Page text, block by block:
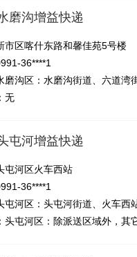
磨沟增益快递
市区喀什东路和馨佳苑5号楼
36****1
磨沟区：水磨沟街道、六道湾
无
屯河增益快递
屯河区火车西站
36****1
屯河区：头屯河街道、火车西
头屯河区：除派送区域外，其